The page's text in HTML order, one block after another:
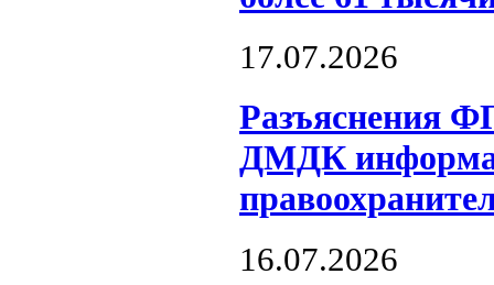
17.07.2026
Разъяснения
ДМДК
16.07.2026